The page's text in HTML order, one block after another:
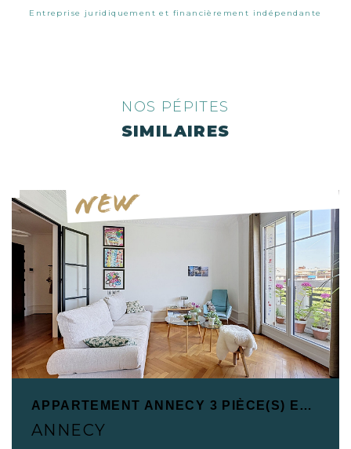
Entreprise juridiquement et financièrement indépendante
NOS PÉPITES
SIMILAIRES
NEW
APPARTEMENT ANNECY 3 PIÈCE(S) EN PLEIN COEUR D'ANNECY
ANNECY